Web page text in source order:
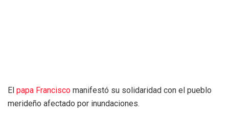
El papa Francisco manifestó su solidaridad con el pueblo
merideño afectado por inundaciones.